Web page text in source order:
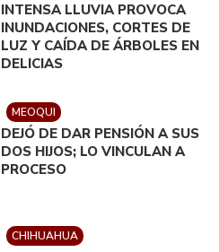
INTENSA LLUVIA PROVOCA
INUNDACIONES, CORTES DE
LUZ Y CAÍDA DE ÁRBOLES EN
DELICIAS
MEOQUI
DEJÓ DE DAR PENSIÓN A SUS
DOS HIJOS; LO VINCULAN A
PROCESO
CHIHUAHUA